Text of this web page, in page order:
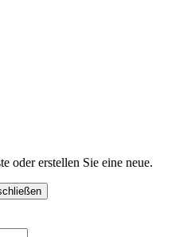
oder erstellen Sie eine neue.